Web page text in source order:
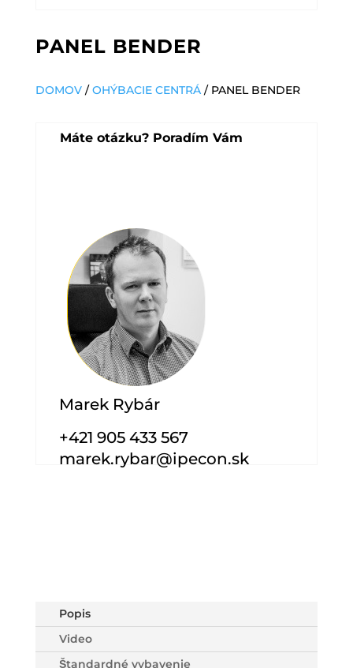
PANEL BENDER
DOMOV/ OHÝBACIE CENTRÁ/ PANEL BENDER
Máte otázku? Poradím Vám
Marek Rybár
+421 905 433 567
marek.rybar@ipecon.sk
Popis
Video
Štandardné vybavenie